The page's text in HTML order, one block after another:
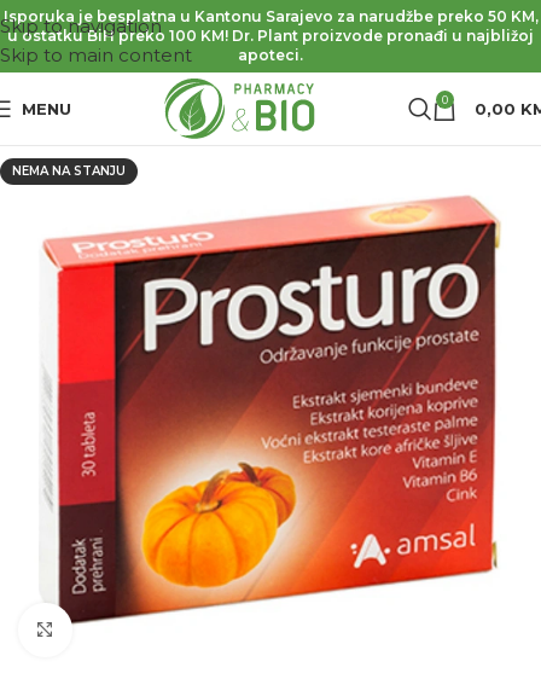
Skip to navigation
Skip to main content
Isporuka je besplatna u Kantonu Sarajevo za narudžbe preko 50 KM,
u ostatku BiH preko 100 KM! Dr. Plant proizvode pronađi u najbližoj
apoteci.
MENU 0 0,00
NEMA NA STANJU
Kliknite za povećanje